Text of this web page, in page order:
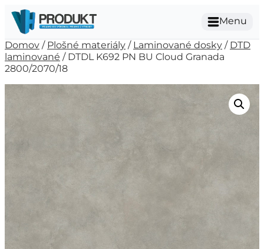
Menu
Domov / Plošné materiály / Laminované dosky / DTD
laminované / DTDL K692 PN BU Cloud Granada
2800/2070/18